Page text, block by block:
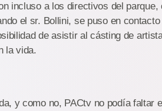
incluso a los directivos del parque,
el sr. Bollini, se puso en
de asistir al cásting de
la vida.
y como no, PACtv no podía faltar